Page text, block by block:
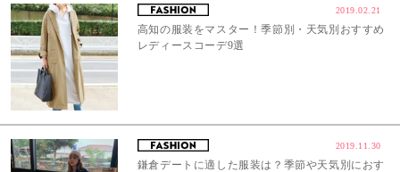
2019.02.21
高知の服装をマスター！季節別・天気別おすすめ
レディースコーデ9選
2019.11.30
鎌倉デートに適した服装は？季節や天気別におす